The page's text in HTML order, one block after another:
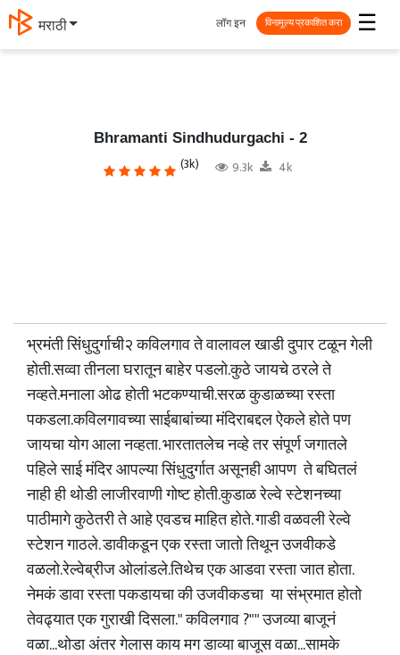
मराठी ☰
लॉग इन विनामूल्य प्रकाशित करा
Bhramanti Sindhudurgachi - 2
(3k) 9.3k 4k
भ्रमंती सिंधुदुर्गाची२ कविलगाव ते वालावल खाडी दुपार टळून गेली
होती.सव्वा तीनला घरातून बाहेर पडलो.कुठे जायचे ठरले ते
नव्हते.मनाला ओढ होती भटकण्याची.सरळ कुडाळच्या रस्ता
पकडला.कविलगावच्या साईबाबांच्या मंदिराबद्दल ऐकले होते पण
जायचा योग आला नव्हता. भारतातलेच नव्हे तर संपूर्ण जगातले
पहिले साई मंदिर आपल्या सिंधुदुर्गात असूनही आपण ते बघितलं
नाही ही थोडी लाजीरवाणी गोष्ट होती.कुडाळ रेल्वे स्टेशनच्या
पाठीमागे कुठेतरी ते आहे एवडच माहित होते. गाडी वळवली रेल्वे
स्टेशन गाठले. डावीकडून एक रस्ता जातो तिथून उजवीकडे
वळलो.रेल्वेब्रीज ओलांडले.तिथेच एक आडवा रस्ता जात होता.
नेमकं डावा रस्ता पकडायचा की उजवीकडचा या संभ्रमात होतो
तेवढ्यात एक गुराखी दिसला." कविलगाव ?"" उजव्या बाजूनं
वळा...थोडा अंतर गेलास काय मग डाव्या बाजूस वळा...सामके